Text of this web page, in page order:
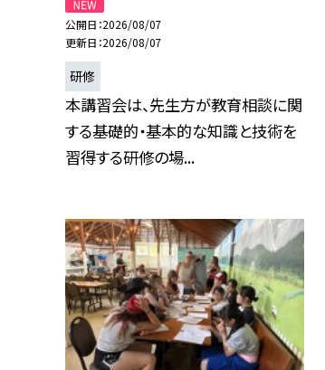
公開日 2026/08/07
更新日 2026/08/07
研修
本講習会は、先生方が教育相談に関
する基礎的・基本的な知識と技術を
習得する研修の場...